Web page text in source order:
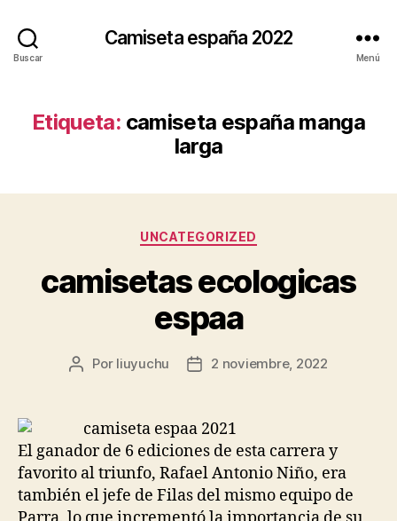
Buscar
Camiseta españa 2022
Menú
Etiqueta: camiseta españa manga
larga
Categorías
UNCATEGORIZED
camisetas ecologicas
espaa
Autor
entrada
Por liuyuchu
Fecha
entrada
2 noviembre, 2022
El ganador de 6 ediciones de esta carrera y
favorito al triunfo, Rafael Antonio Niño, era
también el jefe de Filas del mismo equipo de